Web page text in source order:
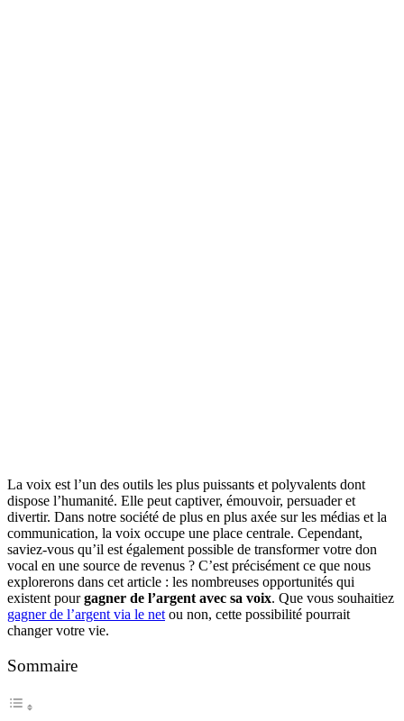
La voix est l’un des outils les plus puissants et polyvalents dont
dispose l’humanité. Elle peut captiver, émouvoir, persuader et
divertir. Dans notre société de plus en plus axée sur les médias et la
communication, la voix occupe une place centrale. Cependant,
saviez-vous qu’il est également possible de transformer votre don
vocal en une source de revenus ? C’est précisément ce que nous
explorerons dans cet article : les nombreuses opportunités qui
existent pourgagner de l’argent avec sa voix. Que vous souhaitiez
gagner de l’argent via le net ou non, cette possibilité pourrait
changer votre vie.
Sommaire